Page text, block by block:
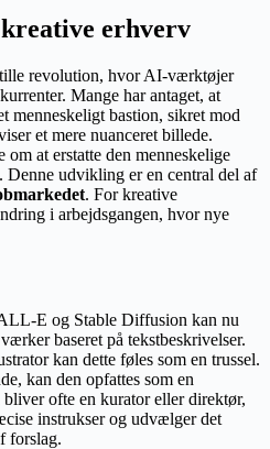
erhverv
revolution, hvor AI-værktøjer
Mange har antaget, at
menneskeligt bastion, sikret mod
et mere nuanceret billede.
at erstatte den menneskelige
Denne udvikling er en central del af
. For kreative
i arbejdsgangen, hvor nye
E og Stable Diffusion kan nu
baseret på tekstbeskrivelser.
kan dette føles som en trussel.
kan den opfattes som en
ofte en kurator eller direktør,
instrukser og udvælger det
forslag.